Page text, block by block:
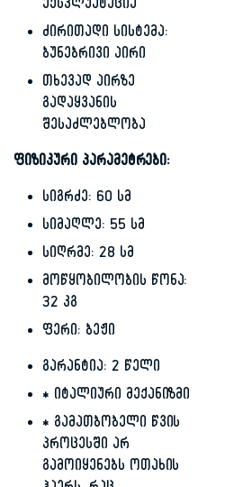
ექსპლუატაცია
ძირითადი სისტემა:
ბუნებრივი აირი
თხევად აირზე
გადაყვანის
შესაძლებლობა
ფიზიკური პარამეტრები:
სიგრძე: 60 სმ
სიმაღლე: 55 სმ
სიღრმე: 28 სმ
მოწყობილობის წონა:
32 კგ
ფერი: ბეჟი
გარანტია: 2 წელი
* იტალიური მექანიზმი
* გამათბობელი წვის
პროცესში არ
გამოიყენებს ოთახის